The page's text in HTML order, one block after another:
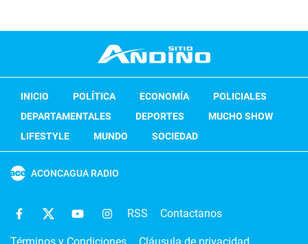
INICIO POLÍTICA ECONOMÍA
POLICIALES
DEPARTAMENTALES
DEPORTES
MUCHO SHOW
LIFESTYLE
MUNDO SOCIEDAD
ACONCAGUA RADIO
RSS Contactanos